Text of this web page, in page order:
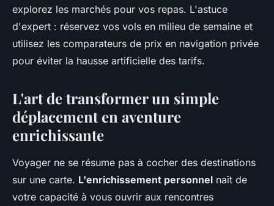
explorez les marchés pour vos repas. L'astuce
d'expert : réservez vos vols en milieu de semaine et
utilisez les comparateurs de prix en navigation privée
pour éviter la hausse artificielle des tarifs.
L'art de transformer un simple
déplacement en aventure
enrichissante
Voyager ne se résume pas à cocher des destinations
sur une carte. L'enrichissement personnel naît de
votre capacité à vous ouvrir aux rencontres